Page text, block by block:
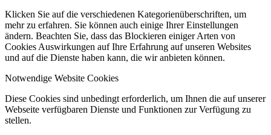
Klicken Sie auf die verschiedenen Kategorienüberschriften, um
mehr zu erfahren. Sie können auch einige Ihrer Einstellungen
ändern. Beachten Sie, dass das Blockieren einiger Arten von
Cookies Auswirkungen auf Ihre Erfahrung auf unseren Websites
und auf die Dienste haben kann, die wir anbieten können.
Notwendige Website Cookies
Diese Cookies sind unbedingt erforderlich, um Ihnen die auf unserer
Webseite verfügbaren Dienste und Funktionen zur Verfügung zu
stellen.